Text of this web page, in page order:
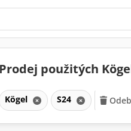
Prodej použitých
Kögel S24